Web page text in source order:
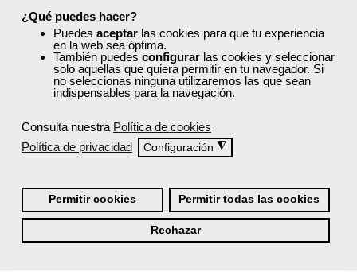
¿Qué puedes hacer?
Puedes aceptar las cookies para que tu experiencia
en la web sea óptima.
También puedes configurar las cookies y seleccionar
solo aquellas que quiera permitir en tu navegador. Si
no seleccionas ninguna utilizaremos las que sean
indispensables para la navegación.
Consulta nuestra Política de cookies
Política de privacidad
Configuración ◮
Permitir cookies Permitir todas las cookies
Rechazar
Recordarme
Iniciar sesión
¿No recuerdas tu nombre de usuario o contraseña?
Si todavía no tienes cuenta de usuario,regístrate aquí